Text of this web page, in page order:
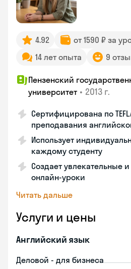
4.92
от 1590 ₽ за
14 лет опыта
9
Пензенский
университет • 2013 г.
Сертифицирована по TEFL/
преподавания
Использует
каждому студенту
Создает увлекательные
онлайн-уроки
Читать дальше
Услуги и цены
Английский язык
Деловой - для бизнеса